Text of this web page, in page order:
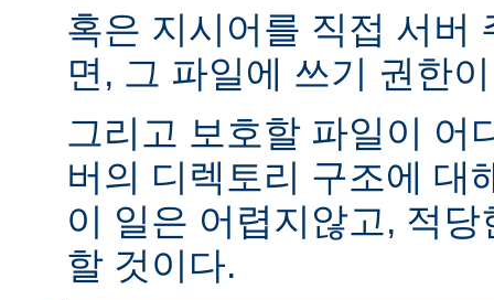
혹은 지시어를 직접 서버
면, 그 파일에 쓰기 권한
그리고 보호할 파일이 어
버의 디렉토리 구조에 대
이 일은 어렵지않고, 적
할 것이다.